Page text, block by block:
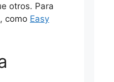
otros. Para
como Easy